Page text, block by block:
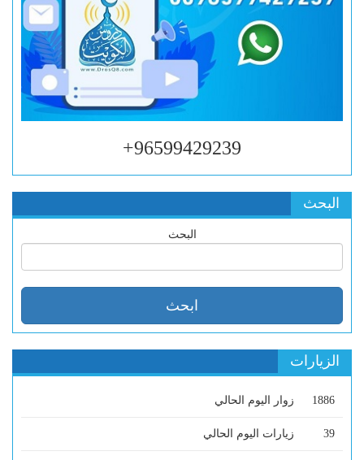
96599429239+
البحث
البحث
الزيارات
1886 زوار اليوم الحالي
39 زيارات اليوم الحالي